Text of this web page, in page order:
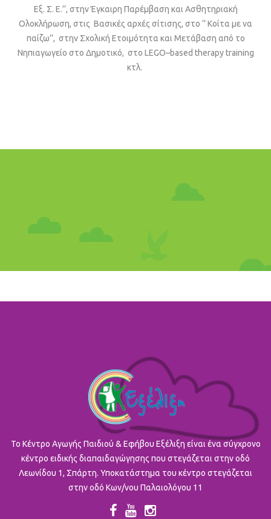
Εξ. Σ. Ε.’’, στην Έγκαιρη Παρέμβαση και Ασθητηριακή
Ολοκλήρωση, στις Βασικές αρχές σίτισης, στο ‘’ Κοίτα με να
παίζω’’, στην Σχολική Ετοιμότητα και Μετάβαση από το
Νηπιαγωγείο στο Δημοτικό, στο LEGO–based therapy training
κτλ.
To Κέντρο Αγωγής Παιδιού & Εφήβου Εξέλιξη είναι ένα σύγχρονο
κέντρο ειδικής διαπαιδαγώγησης που στεγάζεται στην οδό
Λεωνίδου 1, Σπάρτη. Υποκατάστημα του κέντρο στεγάζεται
στην οδό Κων/νου Παλαιολόγου 11